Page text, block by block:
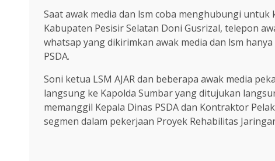
Saat awak media dan lsm coba menghubungi
Kabupaten Pesisir Selatan Doni Gusrizal, telepon
whatsap yang dikirimkan awak media dan lsm
PSDA.
Soni ketua LSM AJAR dan beberapa awak media
langsung ke Kapolda Sumbar yang ditujukan
memanggil Kepala Dinas PSDA dan Kontraktor
segmen dalam pekerjaan Proyek Rehabilitas